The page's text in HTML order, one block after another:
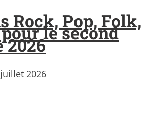
Rock, Pop, Folk,
le second
2026
2026